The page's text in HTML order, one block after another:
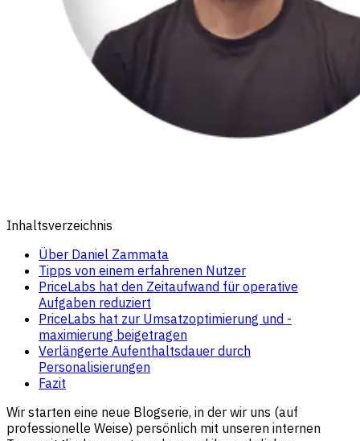
Inhaltsverzeichnis
Über Daniel Zammata
Tipps von einem erfahrenen Nutzer
PriceLabs hat den Zeitaufwand für operative
Aufgaben reduziert
PriceLabs hat zur Umsatzoptimierung und -
maximierung beigetragen
Verlängerte Aufenthaltsdauer durch
Personalisierungen
Fazit
Wir starten eine neue Blogserie, in der wir uns (auf
professionelle Weise) persönlich mit unseren internen